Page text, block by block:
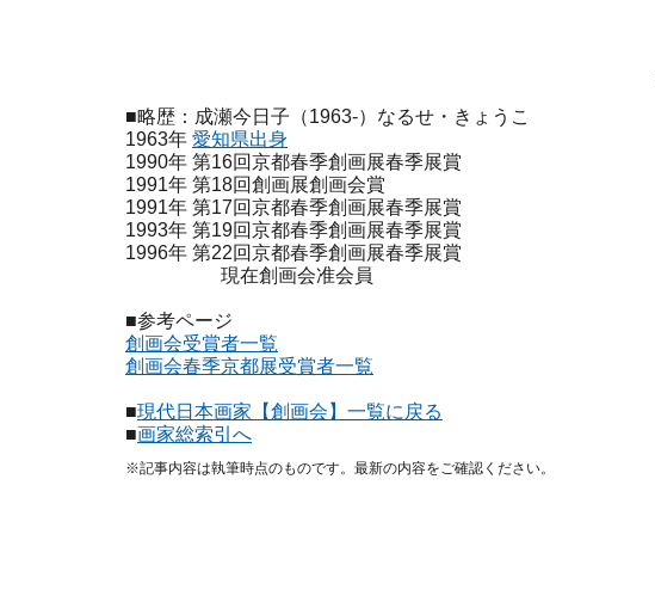
■略歴：成瀬今日子（1963-）なるせ・きょうこ
1963年 愛知県出身
1990年 第16回京都春季創画展春季展賞
1991年 第18回創画展創画会賞
1991年 第17回京都春季創画展春季展賞
1993年 第19回京都春季創画展春季展賞
1996年 第22回京都春季創画展春季展賞
現在創画会准会員
■参考ページ
創画会受賞者一覧
創画会春季京都展受賞者一覧
■現代日本画家【創画会】一覧に戻る
■画家総索引へ
※記事内容は執筆時点のものです。最新の内容をご確認ください。